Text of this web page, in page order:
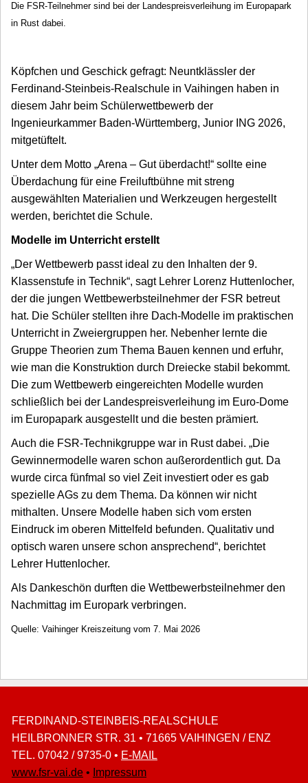
Die FSR-Teilnehmer sind bei der Landespreisverleihung im Europapark
in Rust dabei.
Köpfchen und Geschick gefragt: Neuntklässler der
Ferdinand-Steinbeis-Realschule in Vaihingen haben in
diesem Jahr beim Schülerwettbewerb der
Ingenieurkammer Baden-Württemberg, Junior ING 2026,
mitgetüftelt.
Unter dem Motto „Arena – Gut überdacht!“ sollte eine
Überdachung für eine Freiluftbühne mit streng
ausgewählten Materialien und Werkzeugen hergestellt
werden, berichtet die Schule.
Modelle im Unterricht erstellt
„Der Wettbewerb passt ideal zu den Inhalten der 9.
Klassenstufe in Technik“, sagt Lehrer Lorenz Huttenlocher,
der die jungen Wettbewerbsteilnehmer der FSR betreut
hat. Die Schüler stellten ihre Dach-Modelle im praktischen
Unterricht in Zweiergruppen her. Nebenher lernte die
Gruppe Theorien zum Thema Bauen kennen und erfuhr,
wie man die Konstruktion durch Dreiecke stabil bekommt.
Die zum Wettbewerb eingereichten Modelle wurden
schließlich bei der Landespreisverleihung im Euro-Dome
im Europapark ausgestellt und die besten prämiert.
Auch die FSR-Technikgruppe war in Rust dabei. „Die
Gewinnermodelle waren schon außerordentlich gut. Da
wurde circa fünfmal so viel Zeit investiert oder es gab
spezielle AGs zu dem Thema. Da können wir nicht
mithalten. Unsere Modelle haben sich vom ersten
Eindruck im oberen Mittelfeld befunden. Qualitativ und
optisch waren unsere schon ansprechend“, berichtet
Lehrer Huttenlocher.
Als Dankeschön durften die Wettbewerbsteilnehmer den
Nachmittag im Europark verbringen.
Quelle: Vaihinger Kreiszeitung vom 7. Mai 2026
FERDINAND-STEINBEIS-REALSCHULE
HEILBRONNER STR. 31 • 71665 VAIHINGEN / ENZ
TEL. 07042 / 9735-0 • E-MAIL
www.fsr-vai.de • Impressum